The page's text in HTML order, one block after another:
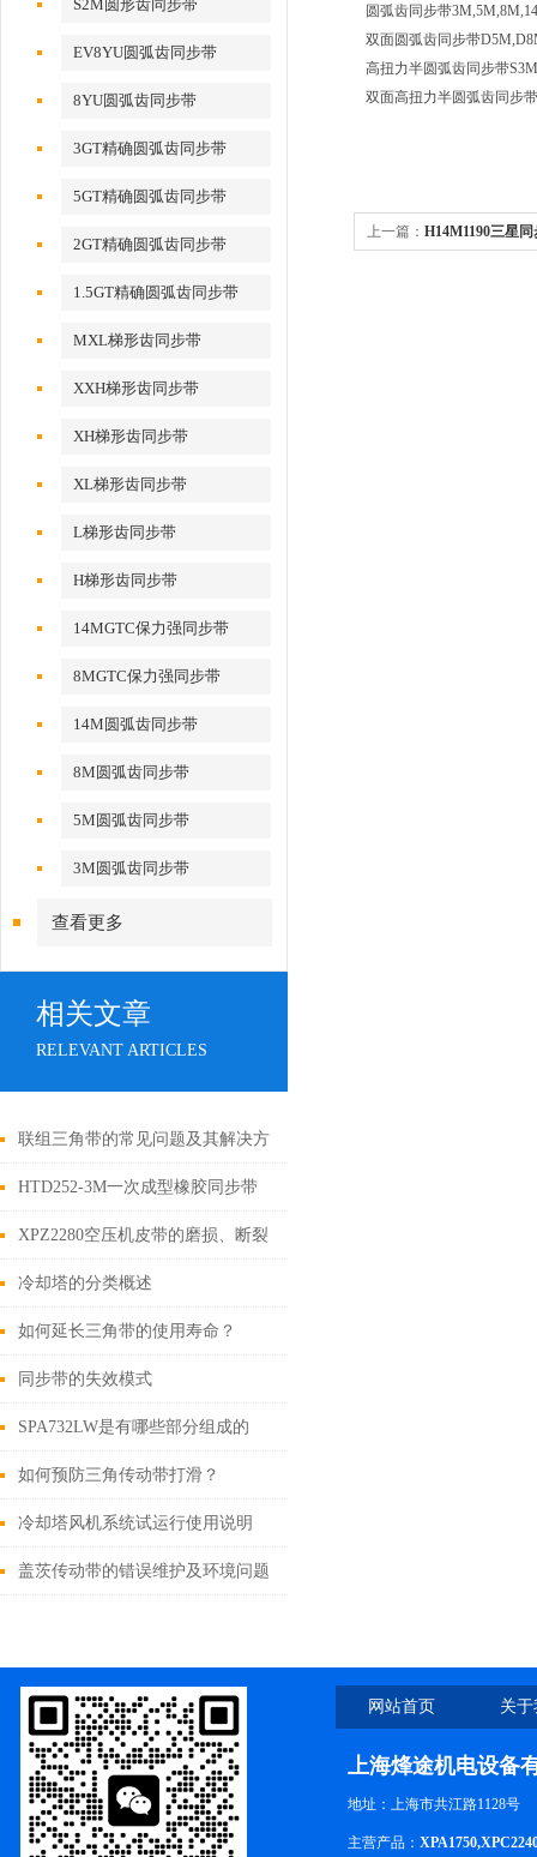
S2M圆形齿同步带
EV8YU圆弧齿同步带
8YU圆弧齿同步带
3GT精确圆弧齿同步带
5GT精确圆弧齿同步带
2GT精确圆弧齿同步带
1.5GT精确圆弧齿同步带
MXL梯形齿同步带
XXH梯形齿同步带
XH梯形齿同步带
XL梯形齿同步带
L梯形齿同步带
H梯形齿同步带
14MGTC保力强同步带
8MGTC保力强同步带
14M圆弧齿同步带
8M圆弧齿同步带
5M圆弧齿同步带
3M圆弧齿同步带
查看更多
相关文章
RELEVANT ARTICLES
联组三角带的常见问题及其解决方
法如下
HTD252-3M一次成型橡胶同步带
XPZ2280空压机皮带的磨损、断裂
原因分析
冷却塔的分类概述
如何延长三角带的使用寿命？
同步带的失效模式
SPA732LW是有哪些部分组成的
呢？其分别有哪些作用？
如何预防三角传动带打滑？
冷却塔风机系统试运行使用说明
盖茨传动带的错误维护及环境问题
圆弧齿同步带
双面圆弧齿同步带
高扭力半圆弧齿同步带
双面高扭力半圆弧齿同步
上一篇： H14M1190三星
网站首页 关
上海烽途机电设备
地址：上海市共江路1128号
主营产品：